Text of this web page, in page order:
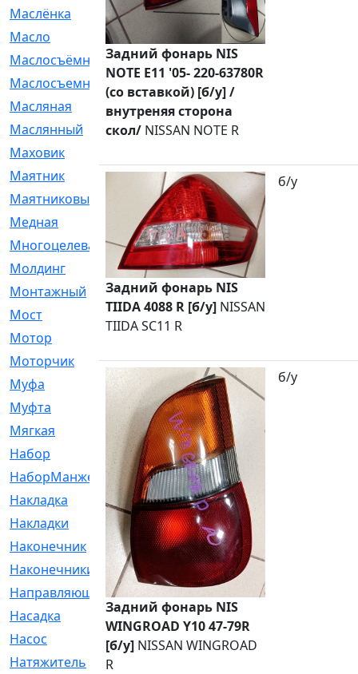
Маслёнка
[4]
Масло
Маслосъёмные
[480]
Маслосъемные
[26]
Масляная
[1]
Маслянный
[54]
Маховик
Маятник
[5]
Маятниковый
[13]
Медная
[2]
Многоцелевая
[1]
Молдинг
[14]
Монтажный
[1]
Мост
[10]
Мотор
Моторчик
[6]
Муфа
[1]
Муфта
[9]
Мягкая
[3]
Набор
[6]
НаборМанжетГТЦ
[33]
Накладка
[51]
Накладки
[1]
Наконечник
[743]
Наконечники
[119]
Направляющая
[43]
Насадка
[16]
Насос
[356]
Натяжитель
Задний фонарь NIS
NOTE E11 '05- 220-63780R
(со вставкой) [б/у] /
внутреняя сторона
скол/ NISSAN NOTE R
Задний фонарь NIS
TIIDA 4088 R [б/у] NISSAN
TIIDA SC11 R
б/у
Задний фонарь NIS
WINGROAD Y10 47-79R
[б/у] NISSAN WINGROAD
R
б/у